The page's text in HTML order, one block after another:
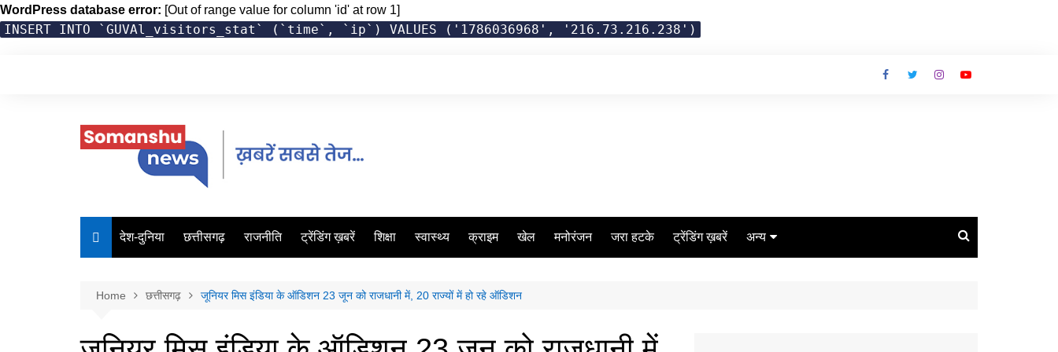
WordPress database error: [Out of range value for column 'id' at row 1]
INSERT INTO `GUVAl_visitors_stat` (`time`, `ip`) VALUES ('1786036968', '216.73.216.238')
देश-दुनिया छत्तीसगढ़ राजनीति ट्रेंडिंग ख़बरें शिक्षा स्वास्थ्य क्राइम खेल मनोरंजन जरा हटके ट्रेंडिंग ख़बरें अन्य
Home छत्तीसगढ़ जूनियर मिस इंडिया के ऑडिशन 23 जून को राजधानी में, 20 राज्यों में हो रहे ऑडिशन